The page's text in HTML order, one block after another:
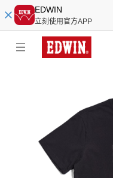
EDWIN
立刻使用官方APP